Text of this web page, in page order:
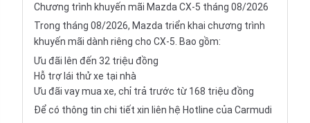
Chương trình khuyến mãi Mazda CX-5 tháng 08/2026
Trong tháng 08/2026, Mazda triển khai chương trình
khuyến mãi dành riêng cho CX-5. Bao gồm:
Ưu đãi lên đến 32 triệu đồng
Hỗ trợ lái thử xe tại nhà
Ưu đãi vay mua xe, chỉ trả trước từ 168 triệu đồng
Để có thông tin chi tiết xin liên hệ Hotline của Carmudi